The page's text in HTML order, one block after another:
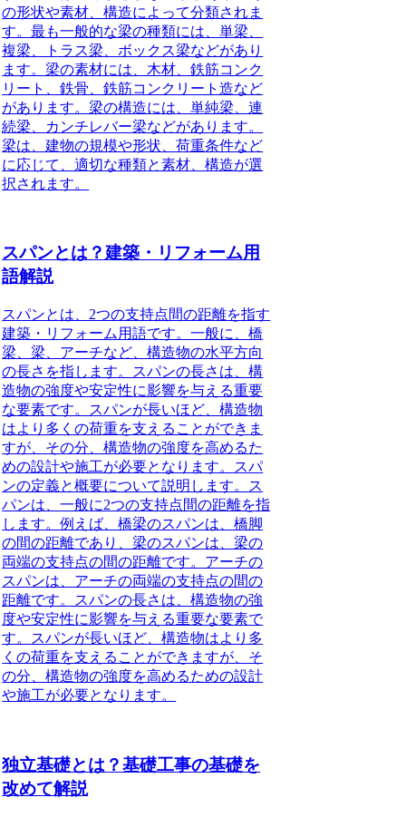
の形状や素材、構造によって分類されま
す。最も一般的な梁の種類には、単梁、
複梁、トラス梁、ボックス梁などがあり
ます。梁の素材には、木材、鉄筋コンク
リート、鉄骨、鉄筋コンクリート造など
があります。梁の構造には、単純梁、連
続梁、カンチレバー梁などがあります。
梁は、建物の規模や形状、荷重条件など
に応じて、適切な種類と素材、構造が選
択されます。
スパンとは？建築・リフォーム用
語解説
スパンとは、2つの支持点間の距離を指す
建築・リフォーム用語です。一般に、橋
梁、梁、アーチなど、構造物の水平方向
の長さを指します。スパンの長さは、構
造物の強度や安定性に影響を与える重要
な要素です。スパンが長いほど、構造物
はより多くの荷重を支えることができま
すが、その分、構造物の強度を高めるた
めの設計や施工が必要となります。スパ
ンの定義と概要について説明します。ス
パンは、一般に2つの支持点間の距離を指
します。例えば、橋梁のスパンは、橋脚
の間の距離であり、梁のスパンは、梁の
両端の支持点の間の距離です。アーチの
スパンは、アーチの両端の支持点の間の
距離です。スパンの長さは、構造物の強
度や安定性に影響を与える重要な要素で
す。スパンが長いほど、構造物はより多
くの荷重を支えることができますが、そ
の分、構造物の強度を高めるための設計
や施工が必要となります。
独立基礎とは？基礎工事の基礎を
改めて解説